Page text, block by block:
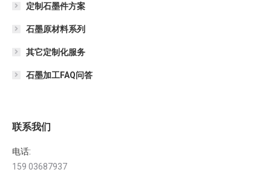
定制石墨件方案
石墨原材料系列
其它定制化服务
石墨加工FAQ问答
联系我们
电话:
159 03687937